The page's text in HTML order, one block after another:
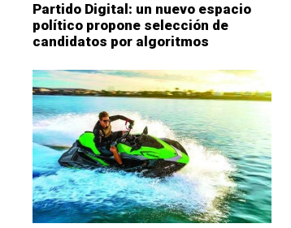
Partido Digital: un nuevo espacio
político propone selección de
candidatos por algoritmos